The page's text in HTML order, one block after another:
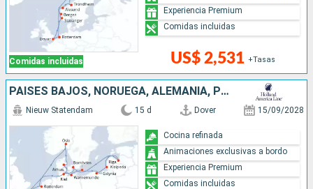
Comidas incluidas US$ 2,531 +Tasas
Experiencia Premium
Comidas incluidas
PAISES BAJOS, NORUEGA, ALEMANIA, POLONIA, LITUANIA, LETONIA, DINAMARCA, REINO UNIDO
Nieuw Statendam 15 d Dover 15/09/2028
Cocina refinada
Animaciones exclusivas a bordo
Experiencia Premium
Comidas incluidas